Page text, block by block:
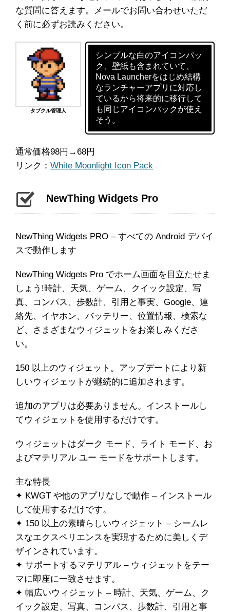
な質問に答えます。メールでお問い合わせいただ
く前に必ずお読みください。
タブクル管理人
シンプルな白のアイコンパッ
ク、壁紙も含まれていて、
Nova Launcherをはじめ結構
なランチャーアプリに対応し
ているから将来的に移行して
も同じアイコンパックが使え
そう。
通常価格98円→68円
リンク： White Moonlight Icon Pack
NewThing Widgets Pro
NewThing Widgets PRO – すべての Android デバイ
スで動作します
NewThing Widgets Pro でホーム画面を目立たせま
しょう!時計、天気、ゲーム、クイック設定、写
真、コンパス、歩数計、引用と事実、Google、連
絡先、イヤホン、バッテリー、位置情報、検索な
ど、さまざまなウィジェットをお楽しみくださ
い。
150 以上のウィジェット。アップデートにより新
しいウィジェットが継続的に追加されます。
追加のアプリは必要ありません。インストールし
てウィジェットを使用するだけです。
ウィジェットはダーク モード、ライト モード、お
よびマテリアル ユー モードをサポートします。
主な特長
✦ KWGT や他のアプリなしで動作 – インストール
して使用するだけです。
✦ 150 以上の素晴らしいウィジェット – シームレ
スなエクスペリエンスを実現するために美しくデ
ザインされています。
✦ サポートするマテリアル – ウィジェットをテー
マに即座に一致させます。
✦ 幅広いウィジェット – 時計、天気、ゲーム、ク
イック設定、写真、コンパス、歩数計、引用と事